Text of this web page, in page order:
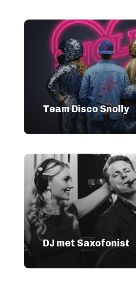
Team Disco Snolly
DJ met Saxofonist